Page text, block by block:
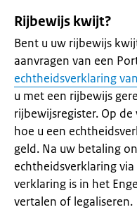
Rijbewijs kwijt?
Bent u uw rijbewijs
aanvragen van een
echtheidsverklaring
u met een rijbewijs
rijbewijsregister. Op
hoe u een
geld. Na uw betaling
echtheidsverklaring
verklaring is in het
vertalen of legaliseren.